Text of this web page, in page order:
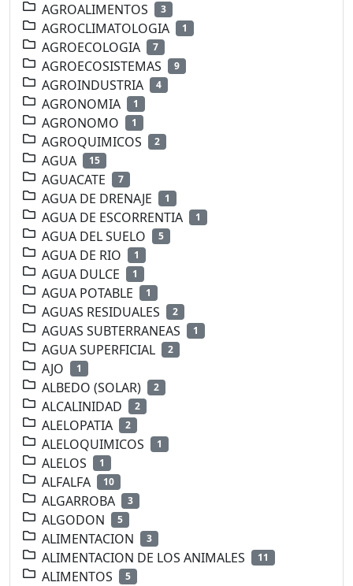
AGROALIMENTOS 3
AGROCLIMATOLOGIA 1
AGROECOLOGIA 7
AGROECOSISTEMAS 9
AGROINDUSTRIA 4
AGRONOMIA 1
AGRONOMO 1
AGROQUIMICOS 2
AGUA 15
AGUACATE 7
AGUA DE DRENAJE 1
AGUA DE ESCORRENTIA 1
AGUA DEL SUELO 5
AGUA DE RIO 1
AGUA DULCE 1
AGUA POTABLE 1
AGUAS RESIDUALES 2
AGUAS SUBTERRANEAS 1
AGUA SUPERFICIAL 2
AJO 1
ALBEDO (SOLAR) 2
ALCALINIDAD 2
ALELOPATIA 2
ALELOQUIMICOS 1
ALELOS 1
ALFALFA 10
ALGARROBA 3
ALGODON 5
ALIMENTACION 3
ALIMENTACION DE LOS ANIMALES 11
ALIMENTOS 5